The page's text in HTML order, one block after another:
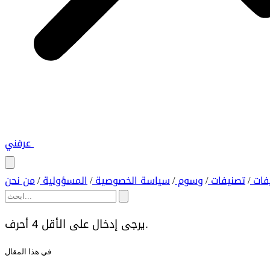
عرفني
/ تصنيفات/ وسوم/ سياسة الخصوصية/ المسؤولية/ من نحن
يرجى إدخال على الأقل 4 أحرف.
في هذا المقال